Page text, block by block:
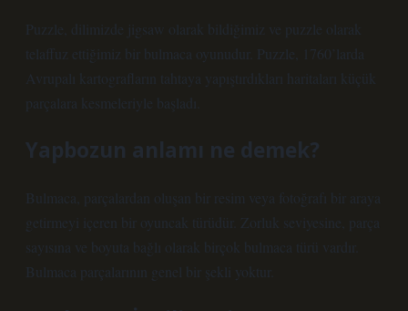
Puzzle, dilimizde jigsaw olarak bildiğimiz ve puzzle olarak
telaffuz ettiğimiz bir bulmaca oyunudur. Puzzle, 1760’larda
Avrupalı ​​kartografların tahtaya yapıştırdıkları haritaları küçük
parçalara kesmeleriyle başladı.
Yapbozun anlamı ne demek?
Bulmaca, parçalardan oluşan bir resim veya fotoğrafı bir araya
getirmeyi içeren bir oyuncak türüdür. Zorluk seviyesine, parça
sayısına ve boyuta bağlı olarak birçok bulmaca türü vardır.
Bulmaca parçalarının genel bir şekli yoktur.